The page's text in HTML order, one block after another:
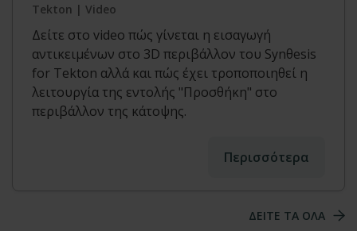
Tekton | Video
Δείτε στο video πώς γίνεται η εισαγωγή
αντικειμένων στο 3D περιβάλλον του Synθesis
for Tekton αλλά και πώς έχει τροποποιηθεί η
λειτουργία της εντολής "Προσθήκη" στο
περιβάλλον της κάτοψης.
Περισσότερα
ΔΕΙΤΕ ΤΑ ΟΛΑ